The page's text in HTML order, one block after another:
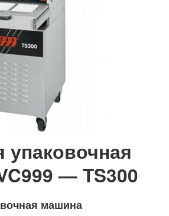
упаковочная
— TS300
машина